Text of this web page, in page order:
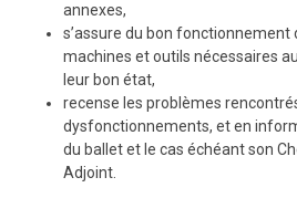
annexes,
s’assure du bon fonctionnement
machines et outils nécessaires
leur bon état,
recense les problèmes
dysfonctionnements, et en
du ballet et le cas échéant son
Adjoint.